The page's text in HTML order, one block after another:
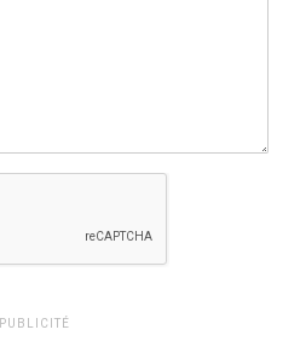
PUBLICITÉ